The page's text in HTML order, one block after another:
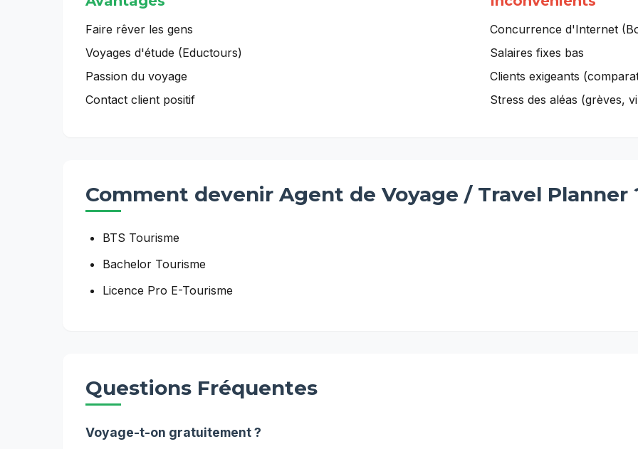
Faire rêver les gens
Voyages d'étude (Eductours)
Passion du voyage
Contact client positif
Concurrence d'Internet
Salaires fixes bas
Clients exigeants
Stress des aléas (grèves,
Comment devenir Agent de Voyage / Travel Planner
BTS Tourisme
Bachelor Tourisme
Licence Pro E-Tourisme
Questions Fréquentes
Voyage-t-on gratuitement ?